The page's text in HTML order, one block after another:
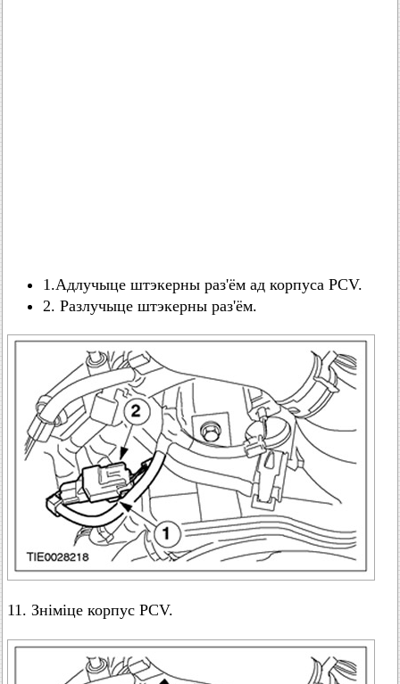
1.Адлучыце штэкерны раз'ём ад корпуса PCV.
2. Разлучыце штэкерны раз'ём.
11. Зніміце корпус PCV.